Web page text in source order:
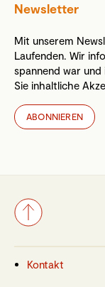
Newsletter
Mit unserem
Laufenden. Wir
spannend war
Sie inhaltliche
ABONNIEREN
Kontakt